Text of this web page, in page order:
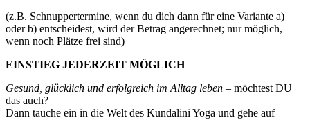
(z.B. Schnuppertermine, wenn du dich dann für eine Variante a)
oder b) entscheidest, wird der Betrag angerechnet; nur möglich,
wenn noch Plätze frei sind)
EINSTIEG JEDERZEIT MÖGLICH
Gesund, glücklich und erfolgreich im Alltag leben – möchtest DU
das auch?
Dann tauche ein in die Welt des Kundalini Yoga und gehe auf